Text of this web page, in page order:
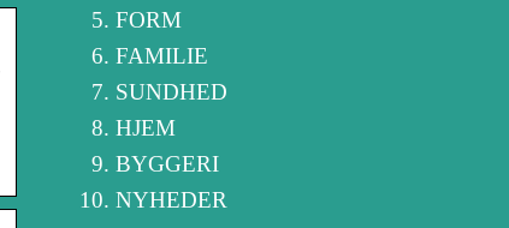
FORM
FAMILIE
SUNDHED
HJEM
BYGGERI
NYHEDER